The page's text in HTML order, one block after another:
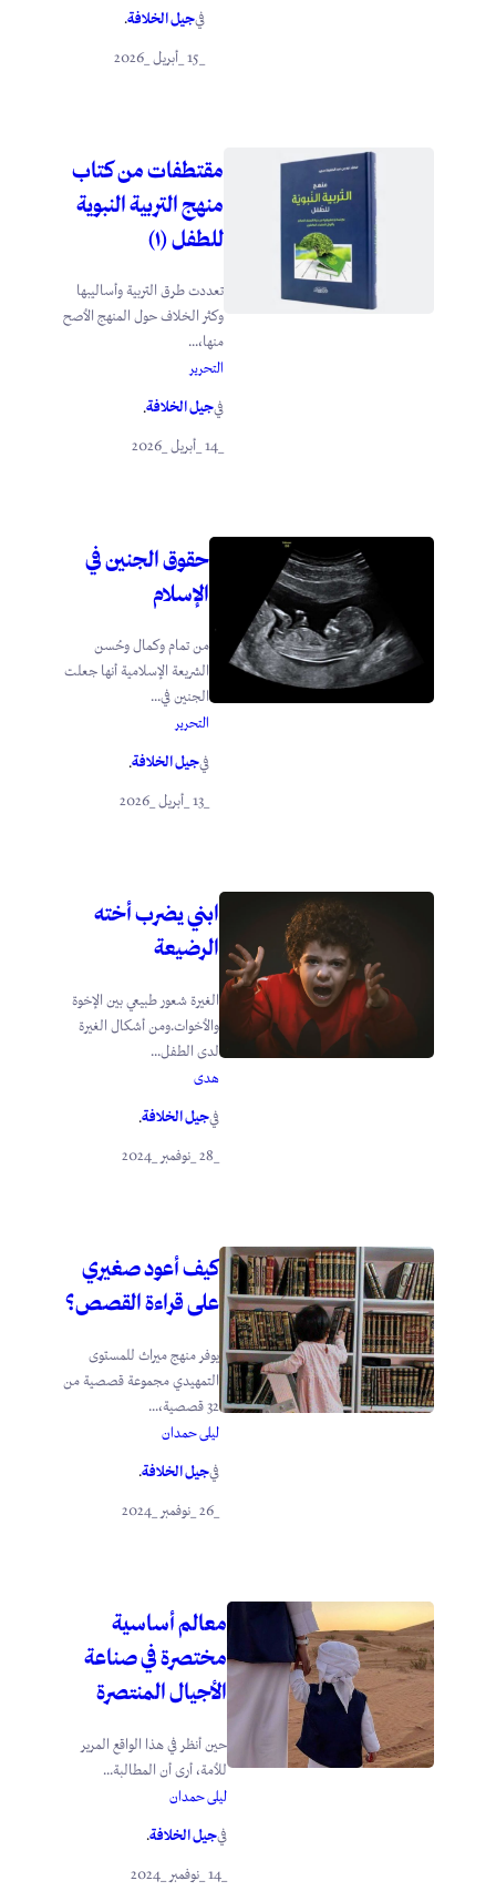
فيجيل الخلافة.
مقتطفات من كتاب
منهج التربية النبوية
للطفل (١)
تعددت طرق التربية وأساليبها
وكثر الخلاف حول المنهج الأصح
منها،...
التحرير
فيجيل الخلافة.
حقوق الجنين في
الإسلام
من تمام وكمال وحُسن
الشريعة الإسلامية أنها جعلت
الجنين في...
التحرير
فيجيل الخلافة.
ابني يضرب أخته
الرضيعة
الغيرة شعور طبيعي بين الإخوة
والأخوات.ومن أشكال الغيرة
لدى الطفل...
هدى
فيجيل الخلافة.
كيف أعود صغيري
على قراءة القصص؟
يوفر منهج ميراث للمستوى
التمهيدي مجموعة قصصية من
32 قصصية،...
ليلى حمدان
فيجيل الخلافة.
معالم أساسية
مختصرة في صناعة
الأجيال المنتصرة
حين أنظر في هذا الواقع المرير
للأمة، أرى أن المطالبة...
ليلى حمدان
فيجيل الخلافة.